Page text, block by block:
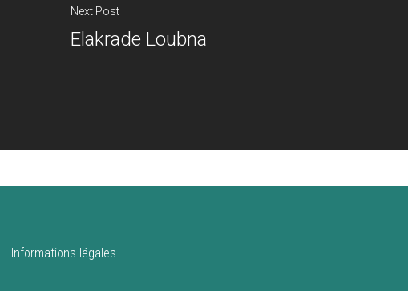
Next Post
Elakrade Loubna
Informations légales